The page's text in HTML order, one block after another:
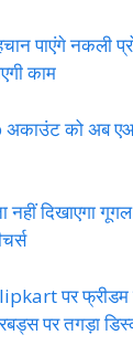
पाएंगे नकली
काम
को अब
नहीं दिखाएगा
पर
पर तगड़ा